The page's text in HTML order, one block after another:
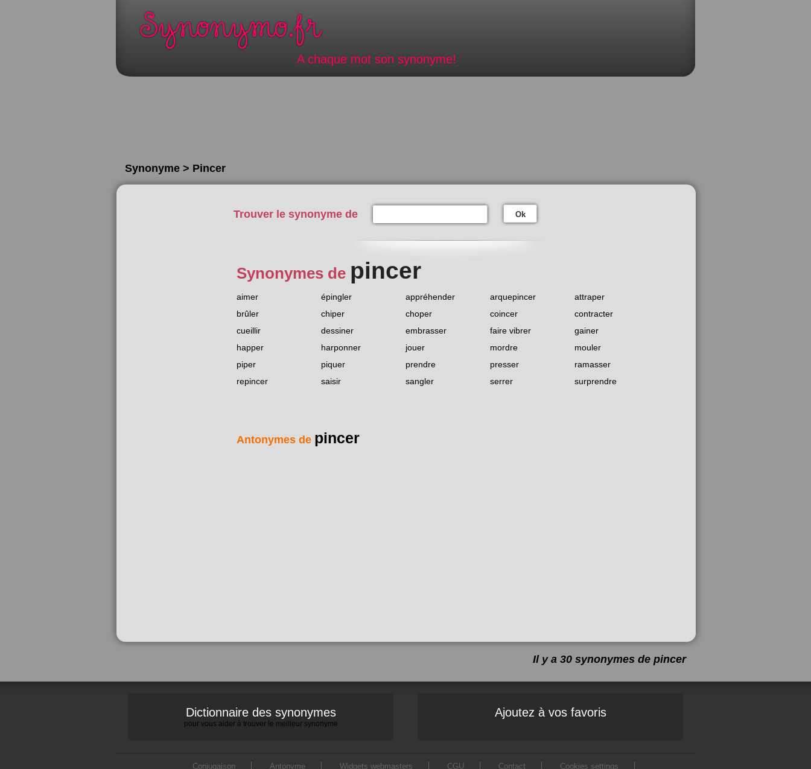
A chaque mot son synonyme!
Synonyme > Pincer
Trouver le synonyme de Ok
Synonymes de pincer
aimer épingler appréhender arquepincer
attraper
brûler
chiper choper coincer
contracter
cueillir
dessiner embrasser faire vibrer
gainer
happer
harponner jouer mordre
mouler
piper
piquer prendre presser
ramasser
repincer
saisir sangler serrer surprendre
Antonymes de pincer
Il y a 30 synonymes de pincer
Dictionnaire des synonymes
pour vous aider à trouver le meilleur synonyme
Ajoutez à vos favoris
Conjugaison Antonyme Widgets webmasters CGU Contact
Cookies settings